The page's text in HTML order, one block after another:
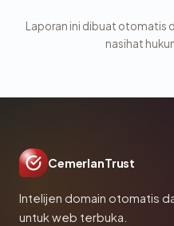
Laporan ini dibuat otomatis
nasihat
CemerlanTrust
Intelijen domain otomatis
untuk web terbuka.